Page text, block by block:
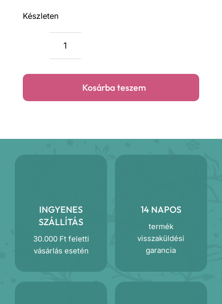
Készleten
Barack
mennyiség
Kosárba teszem
INGYENES
SZÁLLÍTÁS
30.000 Ft feletti
vásárlás esetén
14 NAPOS
termék
visszaküldési
garancia